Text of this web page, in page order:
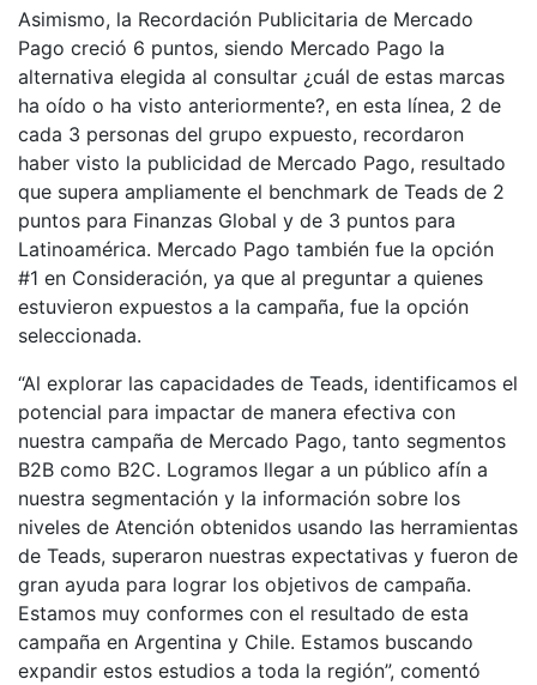
Asimismo, la Recordación Publicitaria de Mercado
Pago creció 6 puntos, siendo Mercado Pago la
alternativa elegida al consultar ¿cuál de estas marcas
ha oído o ha visto anteriormente?, en esta línea, 2 de
cada 3 personas del grupo expuesto, recordaron
haber visto la publicidad de Mercado Pago, resultado
que supera ampliamente el benchmark de Teads de 2
puntos para Finanzas Global y de 3 puntos para
Latinoamérica. Mercado Pago también fue la opción
#1 en Consideración, ya que al preguntar a quienes
estuvieron expuestos a la campaña, fue la opción
seleccionada.
“Al explorar las capacidades de Teads, identificamos el
potencial para impactar de manera efectiva con
nuestra campaña de Mercado Pago, tanto segmentos
B2B como B2C. Logramos llegar a un público afín a
nuestra segmentación y la información sobre los
niveles de Atención obtenidos usando las herramientas
de Teads, superaron nuestras expectativas y fueron de
gran ayuda para lograr los objetivos de campaña.
Estamos muy conformes con el resultado de esta
campaña en Argentina y Chile. Estamos buscando
expandir estos estudios a toda la región”, comentó